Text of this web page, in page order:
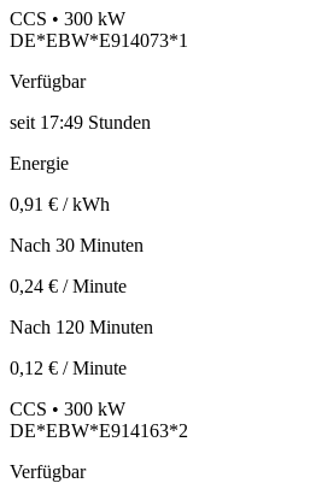
CCS • 300 kW
DE*EBW*E914073*1
Verfügbar
seit 17:49 Stunden
Energie
0,91 € / kWh
Nach 30 Minuten
0,24 € / Minute
Nach 120 Minuten
0,12 € / Minute
CCS • 300 kW
DE*EBW*E914163*2
Verfügbar